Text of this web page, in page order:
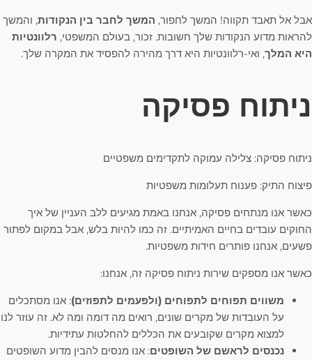
אבל אל תאבד תקווה! המשך לחפור, המשך לחבר בין הנקודות, והמשך
להראות מדוע הנקודות שלך חשובות. זכור, בעולם המשפטי, רלוונטיות
היא המלך, ואי-רלוונטיות היא דרך מהירה להפסיד את המקרה שלך.
ניתוח פסיקה
ניתוח פסיקה: צלילה עמוקה לתקדימים משפטיים
פיצוח התיק: פענוח תעלומות משפטיות
כאשר אנו מנתחים פסיקה, אנחנו באמת מגיעים ללב העניין של איך
החוקים עובדים בחיים האמיתיים. זה כמו להיות בלש, אבל במקום לפתור
פשעים, אנחנו פותרים חידות משפטיות.
כאשר אנו מספקים שירות ניתוח פסיקה זה, אנחנו:
משווים תפוחים לתפוחים (ולפעמים לתפוזים): אנו מסתכלים
על העובדות של מקרים שונים, רואים מה דומה ומה לא. זה עוזר לנו
למצוא מקרים שקובעים את הכללים להחלטות עתידיות.
נכנסים לראשם של השופטים: אנו מנסים להבין מדוע השופטים